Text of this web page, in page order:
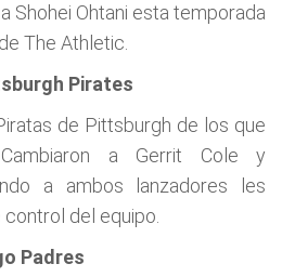
Shohei Ohtani esta temporada
The Athletic.
Pirates
de Pittsburgh de los que
a Gerrit Cole y
a ambos lanzadores les
del equipo.
Padres